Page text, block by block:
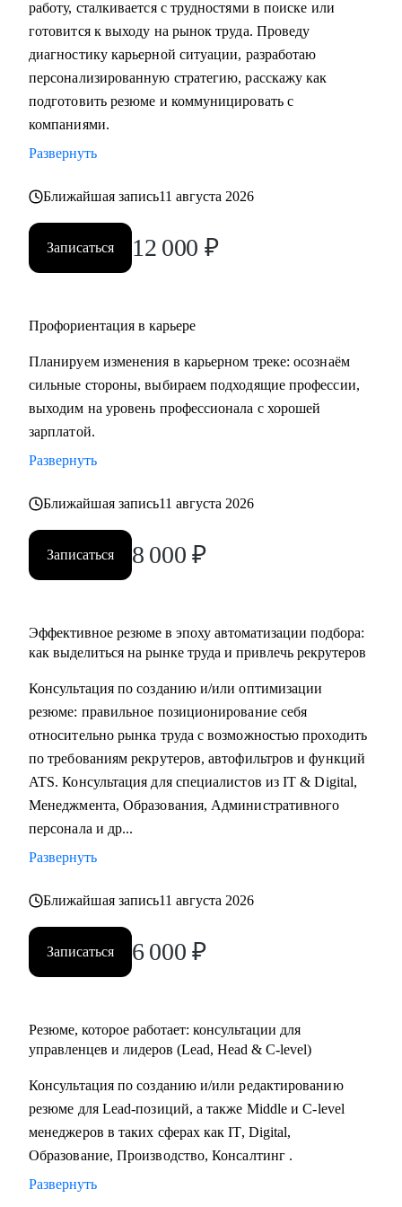
• Подготовка к собеседованию (скрининг с HR, финальное
с руководителем, опционально - подготовиться к
техническому собеседованию).
• Зарплатные переговоры (повышение или переговоры на
собеседовании).
сделать так, чтобы руководитель заметил и наконец начал
Кому могу помочь:
• Студентам бакалавриата/магистратуры/аспирантуры
технических направлений;
Digital, Образование);
• Middle и C-level менеджерам.
• Основные направления:
- IT (разработка, тестирование, администрирование,
информационная безопасность),
Компьютерное зрение,
- Digital (маркетологи, дизайнеры, исследователи,
редакторы, smm)
- Education Tech (Педагогические дизайнеры, методологи)
Про мой опыт:
Операционным директором после годового перерыва от
full-time занятости.
• Трижды проходила переквалификацию, имею высшее
медицинское образование, опыт в сфере информационной
безопасности (Wallarm), Edtech (Geekbrains, Яндекс
Практикум, QA Guru) и высшего образования (Сколтех).
• Регулярно прохожу обучение на коротких курсах, чтобы
глубже разбираться в профессиях, по которым
Как я работаю:
клиента,
бренд,
крупных компаний.
работу, сталкивается с трудностями в поиске или
готовится к выходу на рынок труда. Проведу
диагностику карьерной ситуации, разработаю
персонализированную стратегию, расскажу как
подготовить резюме и коммуницировать с
компаниями.
Развернуть
Ближайшая запись11 августа 2026
Записаться 12 000 ₽
Профориентация в карьере
Планируем изменения в карьерном треке: осознаём
сильные стороны, выбираем подходящие профессии,
выходим на уровень профессионала с хорошей
зарплатой.
Развернуть
Ближайшая запись11 августа 2026
Записаться 8 000 ₽
Эффективное резюме в эпоху автоматизации подбора:
как выделиться на рынке труда и привлечь рекрутеров
Консультация по созданию и/или оптимизации
резюме: правильное позиционирование себя
относительно рынка труда с возможностью проходить
по требованиям рекрутеров, автофильтров и функций
ATS. Консультация для специалистов из IT & Digital,
Менеджмента, Образования, Административного
персонала и др...
Развернуть
Ближайшая запись11 августа 2026
Записаться 6 000 ₽
Резюме, которое работает: консультации для
управленцев и лидеров (Lead, Head & C-level)
Консультация по созданию и/или редактированию
резюме для Lead-позиций, а также Middle и C-level
менеджеров в таких сферах как IT, Digital,
Образование, Производство, Консалтинг .
Развернуть